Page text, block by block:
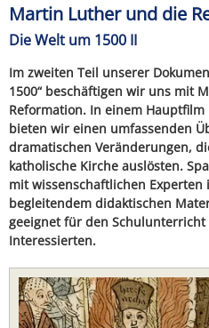
Martin Luther und die
Die Welt um 1500 II
Im zweiten Teil unserer
1500“ beschäftigen wir uns mit
Reformation. In einem
bieten wir einen umfassenden
dramatischen Veränderungen,
katholische Kirche auslösten.
mit wissenschaftlichen
begleitendem didaktischen
geeignet für den
Interessierten.